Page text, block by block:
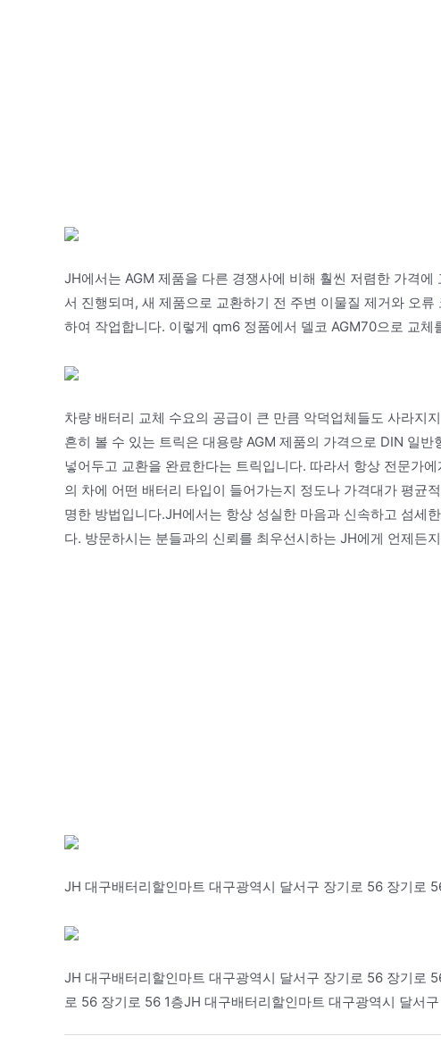
JH에서는 AGM 제품을 다른 경쟁사에 비해 훨씬 저렴한 가격
서 진행되며, 새 제품으로 교환하기 전 주변 이물질 제거와 오
하여 작업합니다. 이렇게 qm6 정품에서 델코 AGM70으로 교체
차량 배터리 교체 수요의 공급이 큰 만큼 악덕업체들도 사라지
흔히 볼 수 있는 트릭은 대용량 AGM 제품의 가격으로 DIN 일
넣어두고 교환을 완료한다는 트릭입니다. 따라서 항상 전문가
의 차에 어떤 배터리 타입이 들어가는지 정도나 가격대가 평균
명한 방법입니다.JH에서는 항상 성실한 마음과 신속하고 섬세
다. 방문하시는 분들과의 신뢰를 최우선시하는 JH에게 언제든
JH 대구배터리할인마트 대구광역시 달서구 장기로 56 장기로
JH 대구배터리할인마트 대구광역시 달서구 장기로 56 장기로
로 56 장기로 56 1층JH 대구배터리할인마트 대구광역시 달서